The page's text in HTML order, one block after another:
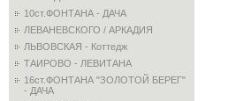
10ст.ФОНТАНА - ДАЧА
ЛЕВАНЕВСКОГО / АРКАДИЯ
ЛЬВОВСКАЯ - Коттедж
ТАИРОВО - ЛЕВИТАНА
16ст.ФОНТАНА "ЗОЛОТОЙ БЕРЕГ"
- ДАЧА